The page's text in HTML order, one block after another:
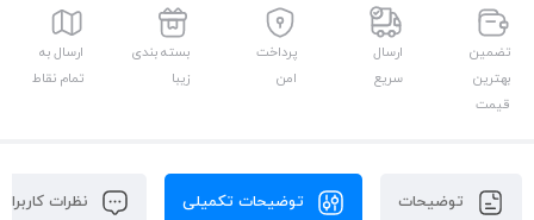
تضمین
بهترین
قیمت
ارسال
سریع
پرداخت
امن
بسته بندی
زیبا
ارسال به
تمام نقاط
توضیحات توضیحات تکمیلی نظرات کاربران